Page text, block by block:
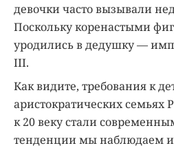
девочки часто вызывали
Поскольку коренастыми
уродились в дедушку —
III.
Как видите, требования к
аристократических семьях
к 20 веку стали
тенденции мы наблюдаем и